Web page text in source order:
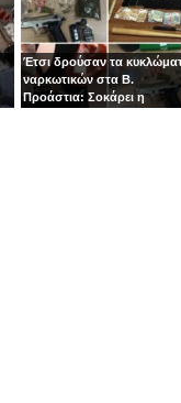
Έτσι δρούσαν τα
ναρκωτικών στα Β.
Προάστια: Σοκάρει η